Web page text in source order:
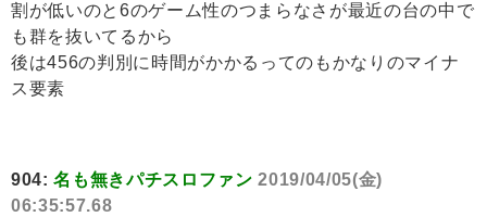
割が低いのと6のゲーム性のつまらなさが最近の台の中で
も群を抜いてるから
後は456の判別に時間がかかるってのもかなりのマイナ
ス要素
904:名も無きパチスロファン 2019/04/05(金)
06:35:57.68